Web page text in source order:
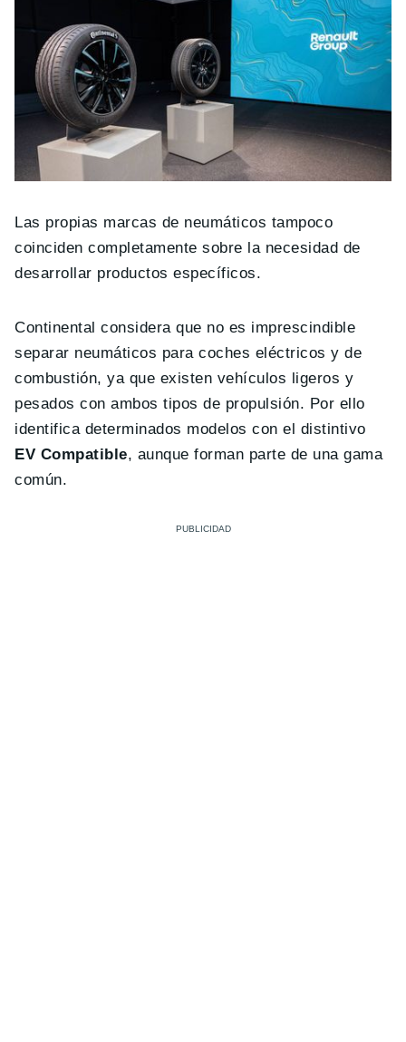
Las propias marcas de neumáticos tampoco
coinciden completamente sobre la necesidad de
desarrollar productos específicos.
Continental considera que no es imprescindible
separar neumáticos para coches eléctricos y de
combustión, ya que existen vehículos ligeros y
pesados con ambos tipos de propulsión. Por ello
identifica determinados modelos con el distintivo
EV Compatible, aunque forman parte de una gama
común.